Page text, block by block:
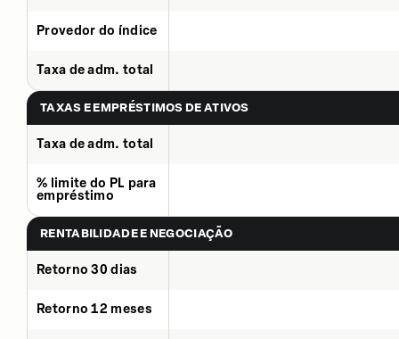
Provedor do índice
Taxa de adm. total
TAXAS E EMPRÉSTIMOS DE ATIVOS
Taxa de adm. total
% limite do PL para
empréstimo
RENTABILIDADE E NEGOCIAÇÃO
Retorno 30 dias
Retorno 12 meses